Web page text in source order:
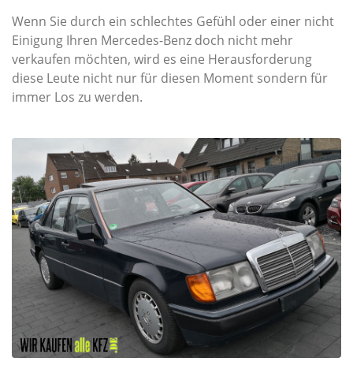
Wenn Sie durch ein schlechtes Gefühl oder einer nicht
Einigung Ihren Mercedes-Benz doch nicht mehr
verkaufen möchten, wird es eine Herausforderung
diese Leute nicht nur für diesen Moment sondern für
immer Los zu werden.